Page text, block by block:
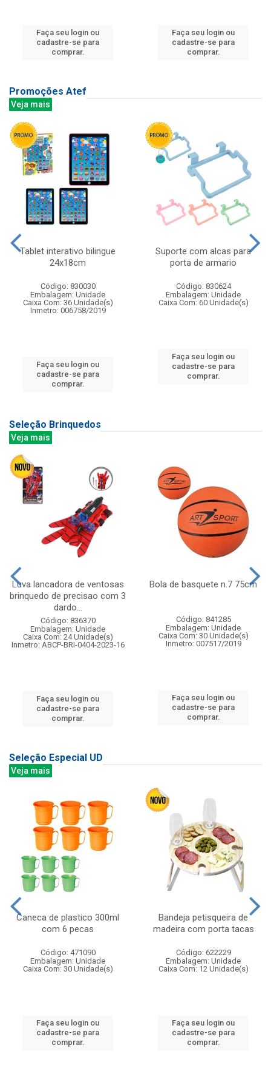
Faça seu login ou
cadastre-se para
comprar.
Faça seu login ou
cadastre-se para
comprar.
Promoções Atef
Veja mais
Tablet interativo bilingue
24x18cm
Código: 830030
Embalagem: Unidade
Caixa Com: 36 Unidade(s)
Inmetro: 006758/2019
Faça seu login ou
cadastre-se para
comprar.
Suporte com alcas para
porta de armario
Código: 830624
Embalagem: Unidade
Caixa Com: 60 Unidade(s)
Faça seu login ou
cadastre-se para
comprar.
Seleção Brinquedos
Veja mais
Luva lancadora de ventosas
brinquedo de precisao com 3
dardo...
Código: 836370
Embalagem: Unidade
Caixa Com: 24 Unidade(s)
Inmetro: ABCP-BRI-0404-2023-16
Faça seu login ou
cadastre-se para
comprar.
Bola de basquete n.7 75cm
Código: 841285
Embalagem: Unidade
Caixa Com: 30 Unidade(s)
Inmetro: 007517/2019
Faça seu login ou
cadastre-se para
comprar.
Seleção Especial UD
Veja mais
Caneca de plastico 300ml
com 6 pecas
Código: 471090
Embalagem: Unidade
Caixa Com: 30 Unidade(s)
Faça seu login ou
cadastre-se para
comprar.
Bandeja petisqueira de
madeira com porta tacas
Código: 622229
Embalagem: Unidade
Caixa Com: 12 Unidade(s)
Faça seu login ou
cadastre-se para
comprar.